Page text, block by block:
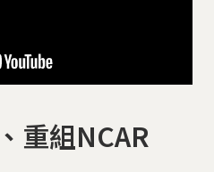
重組NCAR